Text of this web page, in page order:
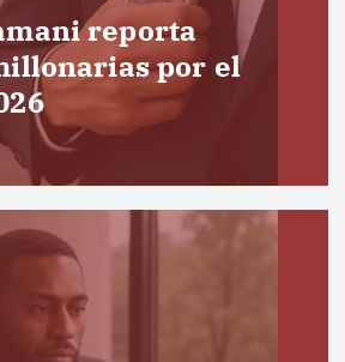
reporta
por el